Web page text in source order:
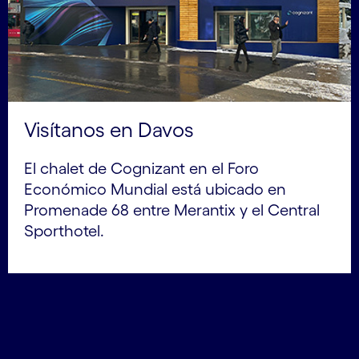
Visítanos en Davos
El chalet de Cognizant en el Foro
Económico Mundial está ubicado en
Promenade 68 entre Merantix y el Central
Sporthotel.